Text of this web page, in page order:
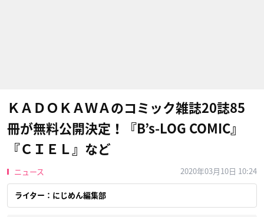
ＫＡＤＯＫＡＷＡのコミック雑誌20誌85
冊が無料公開決定！『B’s-LOG COMIC』
『ＣＩＥＬ』など
ニュース 2020年03月10日 10:24
ライター：にじめん編集部